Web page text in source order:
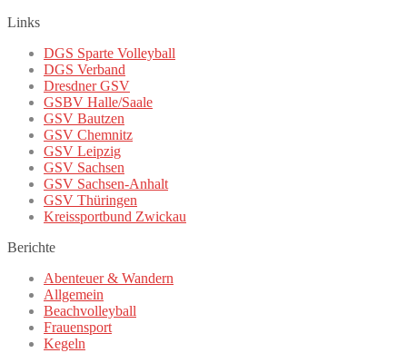
Links
DGS Sparte Volleyball
DGS Verband
Dresdner GSV
GSBV Halle/Saale
GSV Bautzen
GSV Chemnitz
GSV Leipzig
GSV Sachsen
GSV Sachsen-Anhalt
GSV Thüringen
Kreissportbund Zwickau
Berichte
Abenteuer & Wandern
Allgemein
Beachvolleyball
Frauensport
Kegeln